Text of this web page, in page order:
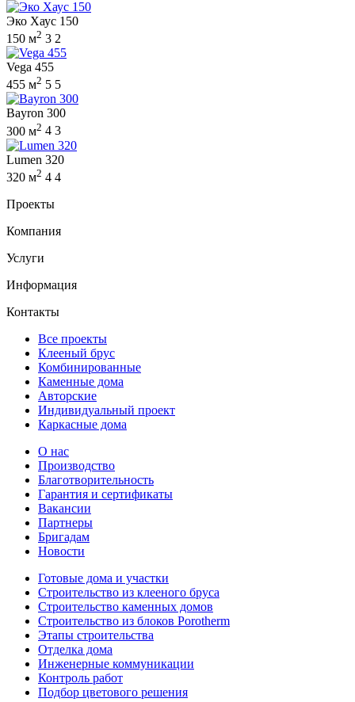
Эко Хаус 150
150 м2 3 2
Vega 455
455 м2 5 5
Bayron 300
300 м2 4 3
Lumen 320
320 м2 4 4
Проекты
Компания
Услуги
Информация
Контакты
Все проекты
Клееный брус
Комбинированные
Каменные дома
Авторские
Индивидуальный проект
Каркасные дома
О нас
Производство
Благотворительность
Гарантия и сертификаты
Вакансии
Партнеры
Бригадам
Новости
Готовые дома и участки
Строительство из клееного бруса
Строительство каменных домов
Строительство из блоков Porotherm
Этапы строительства
Отделка дома
Инженерные коммуникации
Контроль работ
Подбор цветового решения